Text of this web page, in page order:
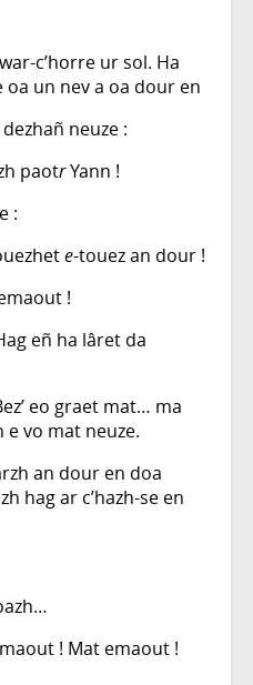
c’horre ur sol. Ha
oa un nev a oa dour en
neuze :
paotrYann !
:
e-touez an dour !
!
eñ ha lâret da
eo graet mat… ma
vo mat neuze.
an dour en doa
hag ar c’hazh-se en
! Mat emaout !